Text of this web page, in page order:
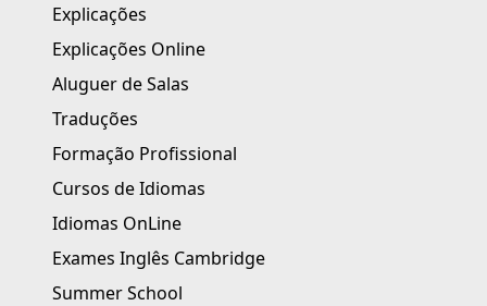
Explicações
Explicações Online
Aluguer de Salas
Traduções
Formação Profissional
Cursos de Idiomas
Idiomas OnLine
Exames Inglês Cambridge
Summer School